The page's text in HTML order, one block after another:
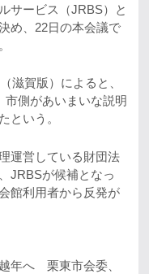
サービス（JRBS）と
め、22日の本会議で
滋賀版）によると、
市側があいまいな説明
という。
運営している財団法
JRBSが候補となっ
館利用者から反発が
年へ 栗東市会委、